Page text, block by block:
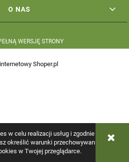
w celu realizacji usług i zgodnie z
określić warunki przechowywania
w Twojej przeglądarce.
O NAS
WERSJĘ STRONY
Shoper.pl